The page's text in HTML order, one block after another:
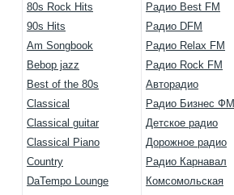
80s Rock Hits
90s Hits
Am Songbook
Bebop jazz
Best of the 80s
Classical
Classical guitar
Classical Piano
Country
DaTempo Lounge
Радио Best FM
Радио DFM
Радио Relax FM
Радио Rock FM
Авторадио
Радио Бизнес ФМ
Детское радио
Дорожное радио
Радио Карнавал
Комсомольская